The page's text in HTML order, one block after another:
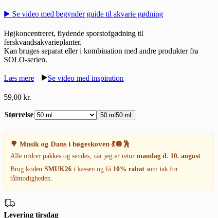
▶️ Se video med begynder guide til akvarie gødning
Højkoncentreret, flydende sporstofgødning til
ferskvandsakvarieplanter.
Kan bruges separat eller i kombination med andre produkter fra
SOLO-serien.
Læs mere ▶️Se video med inspiration
59,00 kr.
Størrelse 50 ml 50 ml
🌳 Musik og Dans i bøgeskoven 💃🪩🕺
Alle ordrer pakkes og sendes, når jeg er retur mandag d. 10. august
Brug koden SMUK26 i kassen og få 10% rabat som tak for
tålmodigheden.
Levering tirsdag